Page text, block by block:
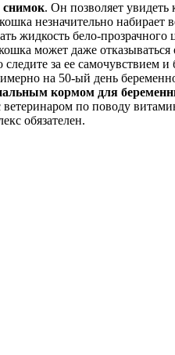
снимок. Он позволяет увидеть
незначительно набирает
жидкость бело-
может даже
следите за ее
на 50-ый день
кормом для
ветеринаром по поводу
обязателен.